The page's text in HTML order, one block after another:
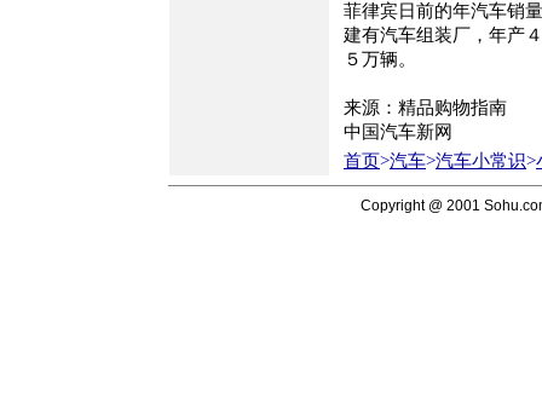
菲律宾日前的年汽车销
建有汽车组装厂，年产
５万辆。
来源：精品购物指南
中国汽车新网
首页>汽车>汽车小常识>
Copyright @ 2001